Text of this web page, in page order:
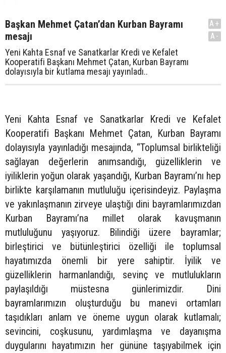
Başkan Mehmet Çatan’dan Kurban Bayramı
mesajı
Yeni Kahta Esnaf ve Sanatkarlar Kredi ve Kefalet
Kooperatifi Başkanı Mehmet Çatan, Kurban Bayramı
dolayısıyla bir kutlama mesajı yayınladı..
A+
A-
Yeni Kahta Esnaf ve Sanatkarlar Kredi ve Kefalet
Kooperatifi Başkanı Mehmet Çatan, Kurban Bayramı
dolayısıyla yayınladığı mesajında, “Toplumsal birlikteliği
sağlayan değerlerin anımsandığı, güzelliklerin ve
iyiliklerin yoğun olarak yaşandığı, Kurban Bayramı’nı hep
birlikte karşılamanın mutluluğu içerisindeyiz. Paylaşma
ve yakınlaşmanın zirveye ulaştığı dini bayramlarımızdan
Kurban Bayramı’na millet olarak kavuşmanın
mutluluğunu yaşıyoruz. Bilindiği üzere bayramlar;
birleştirici ve bütünleştirici özelliği ile toplumsal
hayatımızda önemli bir yere sahiptir. İyilik ve
güzelliklerin harmanlandığı, sevinç ve mutlulukların
paylaşıldığı müstesna günlerimizdir. Dini
bayramlarımızın oluşturduğu bu manevi ortamları
taşıdıkları anlam ve öneme uygun olarak kutlamalı;
sevincini, coşkusunu, yardımlaşma ve dayanışma
duygularını hayatımızın her gününe taşıyabilmek için